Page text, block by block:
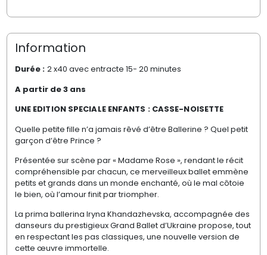
Information
Durée : 2 x40 avec entracte 15- 20 minutes
A partir de 3 ans
UNE EDITION SPECIALE ENFANTS : CASSE-NOISETTE
Quelle petite fille n’a jamais rêvé d’être Ballerine ? Quel petit
garçon d’être Prince ?
Présentée sur scène par « Madame Rose », rendant le récit
compréhensible par chacun, ce merveilleux ballet emmène
petits et grands dans un monde enchanté, où le mal côtoie
le bien, où l’amour finit par triompher.
La prima ballerina Iryna Khandazhevska, accompagnée des
danseurs du prestigieux Grand Ballet d’Ukraine propose, tout
en respectant les pas classiques, une nouvelle version de
cette œuvre immortelle.